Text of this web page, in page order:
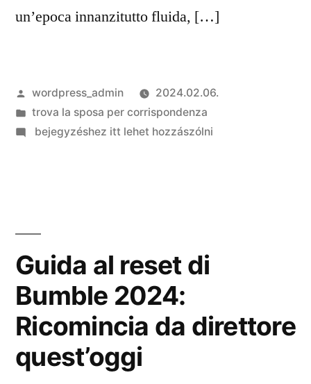
un’epoca innanzitutto fluida, […]
Szerző:
wordpress_admin
2024.02.06.
Kategória:
trova la sposa per corrispondenza
on
minimo
verso
gli
bejegyzéshez itt lehet hozzászólni
Guida al reset di
Bumble 2024:
Ricomincia da direttore
quest’oggi